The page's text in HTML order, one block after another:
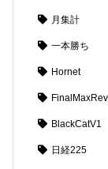
月集計
一本勝ち
Hornet
BlackCatV1
日経225